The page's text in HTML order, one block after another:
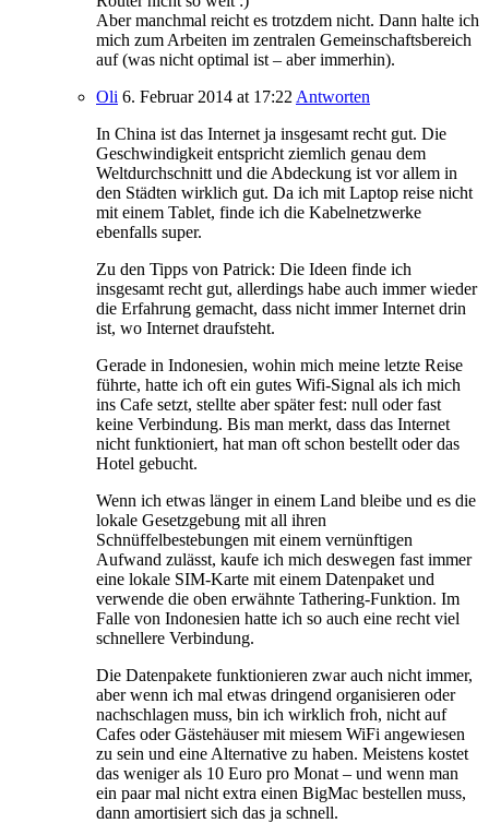
Aber manchmal reicht es trotzdem nicht. Dann halte ich
mich zum Arbeiten im zentralen Gemeinschaftsbereich
auf (was nicht optimal ist – aber immerhin).
Oli 6. Februar 2014 at 17:22 Antworten
In China ist das Internet ja insgesamt recht gut. Die
Geschwindigkeit entspricht ziemlich genau dem
Weltdurchschnitt und die Abdeckung ist vor allem in
den Städten wirklich gut. Da ich mit Laptop reise nicht
mit einem Tablet, finde ich die Kabelnetzwerke
ebenfalls super.
Zu den Tipps von Patrick: Die Ideen finde ich
insgesamt recht gut, allerdings habe auch immer wieder
die Erfahrung gemacht, dass nicht immer Internet drin
ist, wo Internet draufsteht.
Gerade in Indonesien, wohin mich meine letzte Reise
führte, hatte ich oft ein gutes Wifi-Signal als ich mich
ins Cafe setzt, stellte aber später fest: null oder fast
keine Verbindung. Bis man merkt, dass das Internet
nicht funktioniert, hat man oft schon bestellt oder das
Hotel gebucht.
Wenn ich etwas länger in einem Land bleibe und es die
lokale Gesetzgebung mit all ihren
Schnüffelbestebungen mit einem vernünftigen
Aufwand zulässt, kaufe ich mich deswegen fast immer
eine lokale SIM-Karte mit einem Datenpaket und
verwende die oben erwähnte Tathering-Funktion. Im
Falle von Indonesien hatte ich so auch eine recht viel
schnellere Verbindung.
Die Datenpakete funktionieren zwar auch nicht immer,
aber wenn ich mal etwas dringend organisieren oder
nachschlagen muss, bin ich wirklich froh, nicht auf
Cafes oder Gästehäuser mit miesem WiFi angewiesen
zu sein und eine Alternative zu haben. Meistens kostet
das weniger als 10 Euro pro Monat – und wenn man
ein paar mal nicht extra einen BigMac bestellen muss,
dann amortisiert sich das ja schnell.